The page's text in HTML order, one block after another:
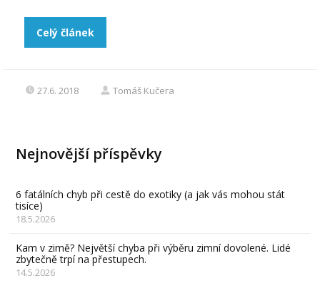
Celý článek
27.6. 2018 Tomáš Kučera
Nejnovější příspěvky
6 fatálních chyb při cestě do exotiky (a jak vás mohou stát
tisíce)
18.5.2026
Kam v zimě? Největší chyba při výběru zimní dovolené. Lidé
zbytečně trpí na přestupech.
14.5.2026